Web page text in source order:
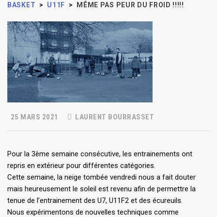
BASKET
> U11F > MÊME PAS PEUR DU FROID !!!!!
25 MARS 2021 LAURENT BOURRASSET
Pour la 3ème semaine consécutive, les entrainements ont
repris en extérieur pour différentes catégories.
Cette semaine, la neige tombée vendredi nous a fait douter
mais heureusement le soleil est revenu afin de permettre la
tenue de l’entrainement des U7, U11F2 et des écureuils.
Nous expérimentons de nouvelles techniques comme